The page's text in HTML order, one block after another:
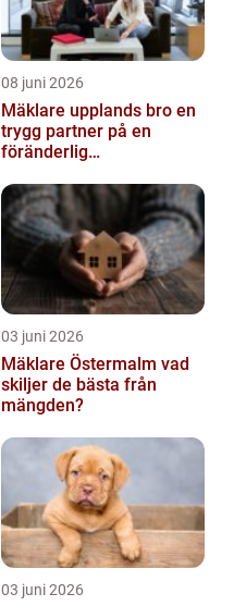
08 juni 2026
Mäklare upplands bro en
trygg partner på en
föränderlig
03 juni 2026
Mäklare Östermalm vad
skiljer de bästa från
mängden?
03 juni 2026